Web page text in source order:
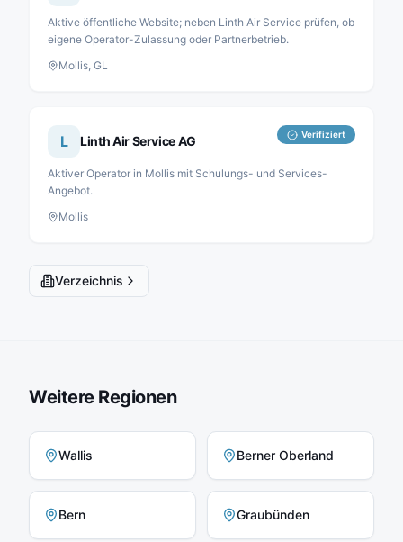
Aktive öffentliche Website; neben Linth Air Service prüfen, ob
eigene Operator-Zulassung oder Partnerbetrieb.
Mollis, GL
L Linth Air Service AG Verifiziert
Aktiver Operator in Mollis mit Schulungs- und Services-
Angebot.
Mollis
Verzeichnis
Weitere Regionen
Wallis Berner Oberland
Bern Graubünden